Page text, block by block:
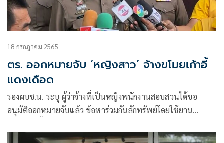
18 กรกฎาคม 2565
ตร. ออกหมายจับ ‘หญิงสาว’ จ้างขโมยเก้าอี้
แดงเดือด
รองผบช.น. ระบุ ผู้ว่าจ้างที่เป็นหญิงพนักงานสอบสวนได้ขอ
อนุมัติออกหมายจับแล้ว ข้อหาร่วมกันลักทรัพย์โดยใช้ยาน
ทำตามระบบแอปพลิเคชันตามปกติ